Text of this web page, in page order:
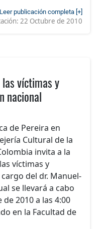
Leer publicación completa [+]
22 Octubre de 2010
víctimas y
nacional
de Pereira en
Cultural de la
invita a la
víctimas y
del dr. Manuel-
se llevará a cabo
2010 a las 4:00
en la Facultad de